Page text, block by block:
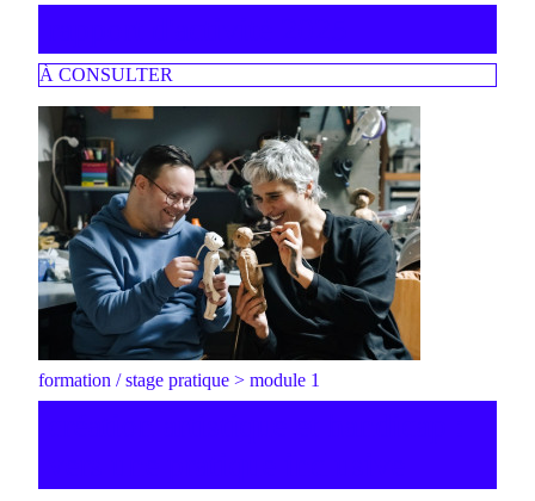
À CONSULTER
formation / stage pratique > module 1